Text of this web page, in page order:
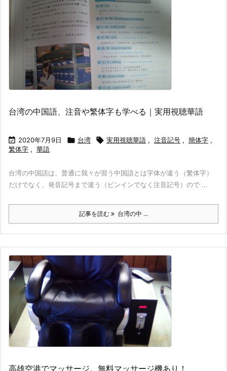
台湾の中国語、注音や繁体字も学べる｜実用視聴華語
 2020年7月9日  台湾  実用視聴華語 , 注音記号 , 簡体字 ,
繁体字 , 華語
台湾の中国語は、普通に我々が習う中国語とは字体が違う（繁体字）
だけでなく、発音記号まで違う（ピンインでなく注音記号）ので ...
記事を読む 台湾の中 ...
高雄空港でマッサージ。無料マッサージ機あり！